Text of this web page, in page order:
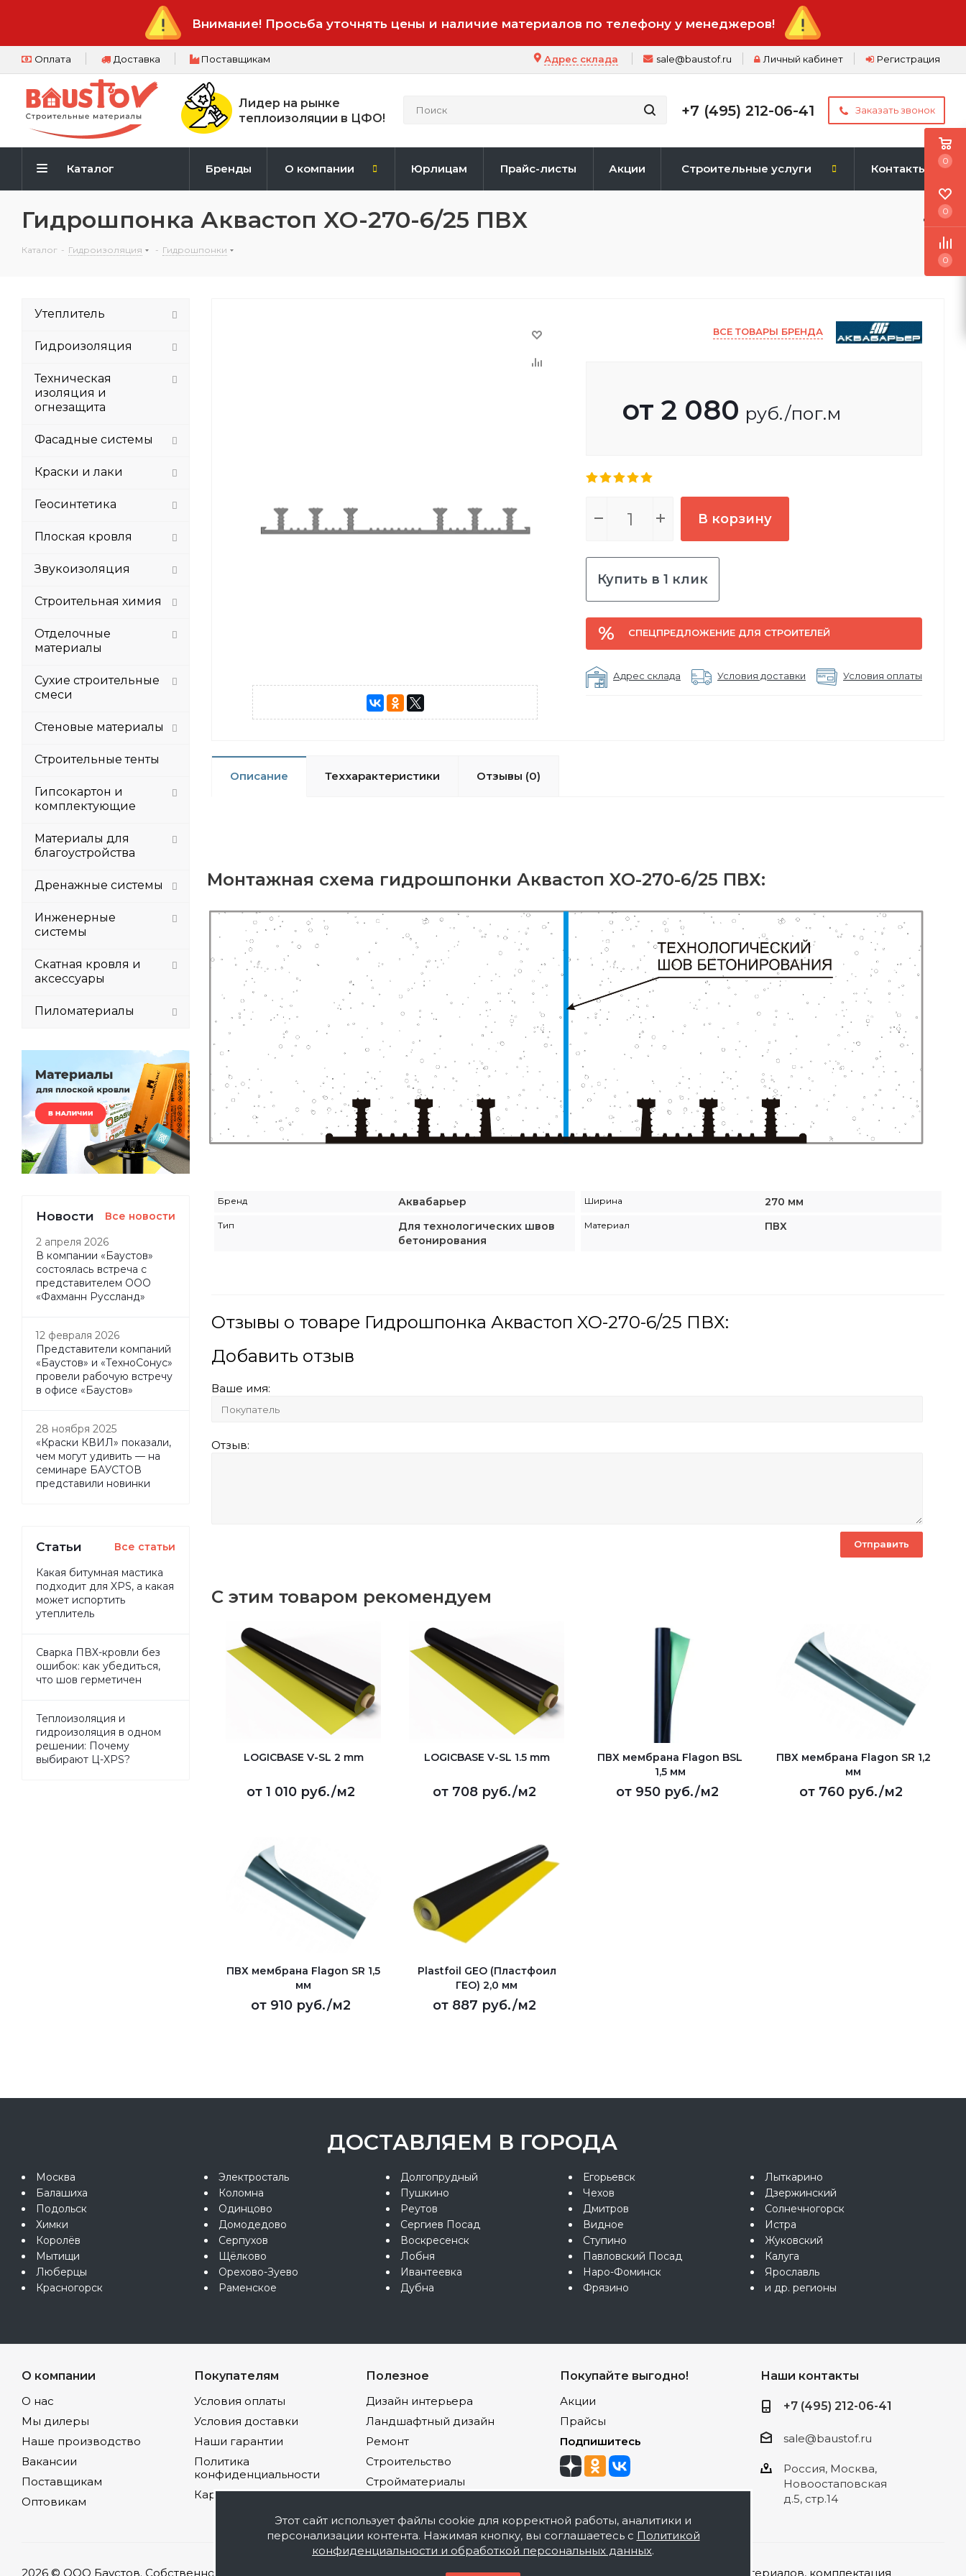
Внимание! Просьба уточнять цены и наличие материалов по телефону у менеджеров!
Оплата Доставка Поставщикам Регистрация
Личный кабинет
sale@baustof.ru
Адрес склада
Лидер на рынке
теплоизоляции в ЦФО!
+7 (495) 212-06-41 Заказать звонок
Каталог Бренды О компании Юрлицам Прайс-листы Акции Строительные услуги Контакты
Гидрошпонка Аквастоп XО-270-6/25 ПВХ
Каталог - Гидроизоляция - Гидрошпонки
ВСЕ ТОВАРЫ БРЕНДА
от 2 080 руб./пог.м
В корзину
Купить в 1 клик
СПЕЦПРЕДЛОЖЕНИЕ ДЛЯ СТРОИТЕЛЕЙ
Адрес склада Условия доставки Условия оплаты
Описание Теххарактеристики Отзывы (0)
Монтажная схема гидрошпонки Аквастоп XО-270-6/25 ПВХ:
Бренд Аквабарьер Ширина 270 мм
Тип
Для технологических швов
бетонирования
Материал ПВХ
Отзывы о товаре Гидрошпонка Аквастоп XО-270-6/25 ПВХ:
Добавить отзыв
Ваше имя:
Отзыв:
С этим товаром рекомендуем
LOGICBASE V-SL 2 mm
от 1 010 руб./м2
LOGICBASE V-SL 1.5 mm
от 708 руб./м2
ПВХ мембрана Flagon BSL
1,5 мм
от 950 руб./м2
ПВХ мембрана Flagon SR 1,2
мм
от 760 руб./м2
ПВХ мембрана Flagon SR 1,5
мм
от 910 руб./м2
Plastfoil GEO (Пластфоил
ГЕО) 2,0 мм
от 887 руб./м2
Утеплитель
Гидроизоляция
Техническая
изоляция и
огнезащита
Фасадные системы
Краски и лаки
Геосинтетика
Плоская кровля
Звукоизоляция
Строительная химия
Отделочные
материалы
Сухие строительные
смеси
Стеновые материалы
Строительные тенты
Гипсокартон и
комплектующие
Материалы для
благоустройства
Дренажные системы
Инженерные
системы
Скатная кровля и
аксессуары
Пиломатериалы
Новости Все новости
2 апреля 2026
В компании «Баустов»
состоялась встреча с
представителем ООО
«Фахманн Руссланд»
12 февраля 2026
Представители компаний
«Баустов» и «ТехноСонус»
провели рабочую встречу
в офисе «Баустов»
28 ноября 2025
«Краски КВИЛ» показали,
чем могут удивить — на
семинаре БАУСТОВ
представили новинки
Статьи Все статьи
Какая битумная мастика
подходит для XPS, а какая
может испортить
утеплитель
Сварка ПВХ-кровли без
ошибок: как убедиться,
что шов герметичен
Теплоизоляция и
гидроизоляция в одном
решении: Почему
выбирают Ц-XPS?
ДОСТАВЛЯЕМ В ГОРОДА
Москва
Балашиха
Подольск
Химки
Королёв
Мытищи
Люберцы
Красногорск
Электросталь
Коломна
Одинцово
Домодедово
Серпухов
Щёлково
Орехово-Зуево
Раменское
Долгопрудный
Пушкино
Реутов
Сергиев Посад
Воскресенск
Лобня
Ивантеевка
Дубна
Егорьевск
Чехов
Дмитров
Видное
Ступино
Павловский Посад
Наро-Фоминск
Фрязино
Лыткарино
Дзержинский
Солнечногорск
Истра
Жуковский
Калуга
Ярославль
и др. регионы
О компании
О нас
Мы дилеры
Наше производство
Вакансии
Поставщикам
Оптовикам
Покупателям
Условия оплаты
Условия доставки
Наши гарантии
Политика
конфиденциальности
Карта сайта
Полезное
Дизайн интерьера
Ландшафтный дизайн
Ремонт
Строительство
Стройматериалы
Покупайте выгодно!
Акции
Прайсы
Подпишитесь
Наши контакты
+7 (495) 212-06-41
sale@baustof.ru
Россия, Москва,
Новоостаповская
д.5, стр.14
2026 © ООО Баустов. Собственное производство лакокрасочной продукции, оптовая и розничная продажа строительных материалов, комплектация
0
0
0
Этот сайт использует файлы cookie для корректной работы, аналитики и
персонализации контента. Нажимая кнопку, вы соглашаетесь с Политикой
конфиденциальности и обработкой персональных данных.